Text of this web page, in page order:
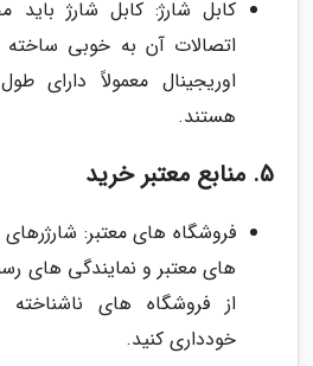
کابل شارژ: کابل شارژ
اتصالات آن به خوبی
اوریجینال معمولاً دارای
هستند.
5. منابع معتبر خرید
فروشگاه های معتبر: شارژرهای
های معتبر و نمایندگی های
از فروشگاه های ناشناخته
خودداری کنید.